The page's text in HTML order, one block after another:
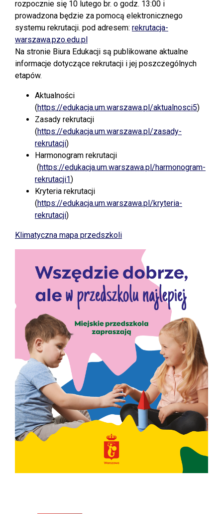
rozpocznie się 10 lutego br. o godz. 13:00 i
prowadzona będzie za pomocą elektronicznego
systemu rekrutacji. pod adresem: rekrutacja-
warszawa.pzo.edu.pl
Na stronie Biura Edukacji są publikowane aktualne
informacje dotyczące rekrutacji i jej poszczególnych
etapów.
Aktualności
(https://edukacja.um.warszawa.pl/aktualnosci5)
Zasady rekrutacji
(https://edukacja.um.warszawa.pl/zasady-
rekrutacji)
Harmonogram rekrutacji
(https://edukacja.um.warszawa.pl/harmonogram-
rekrutacji1)
Kryteria rekrutacji
(https://edukacja.um.warszawa.pl/kryteria-
rekrutacji)
Klimatyczna mapa przedszkoli